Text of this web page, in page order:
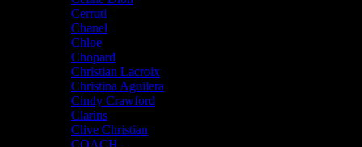
Cerruti
Chanel
Chloe
Chopard
Christian Lacroix
Christina Aguilera
Cindy Crawford
Clarins
Clive Christian
COACH